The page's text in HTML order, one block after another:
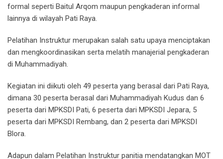
formal seperti Baitul Arqom maupun pengkaderan informal
lainnya di wilayah Pati Raya.
Pelatihan Instruktur merupakan salah satu upaya menciptakan
dan mengkoordinasikan serta melatih manajerial pengkaderan
di Muhammadiyah.
Kegiatan ini diikuti oleh 49 peserta yang berasal dari Pati Raya,
dimana 30 peserta berasal dari Muhammadiyah Kudus dan 6
peserta dari MPKSDI Pati, 6 peserta dari MPKSDI Jepara, 5
peserta dari MPKSDI Rembang, dan 2 peserta dari MPKSDI
Blora.
Adapun dalam Pelatihan Instruktur panitia mendatangkan MOT